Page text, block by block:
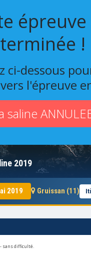
terminée !
ci-dessous
l'épreuve
saline
2019
2019 Gruissan (11)
sans difficulté.